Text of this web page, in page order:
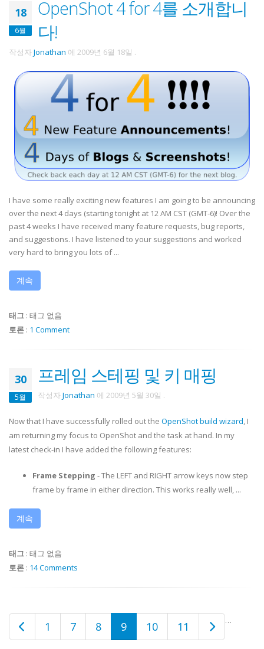
18
6월
OpenShot 4 for 4를 소개합니
다!
작성자Jonathan 에 2009년 6월 18일 .
I have some really exciting new features I am going to be announcing
over the next 4 days (starting tonight at 12 AM CST (GMT-6)! Over the
past 4 weeks I have received many feature requests, bug reports,
and suggestions. I have listened to your suggestions and worked
very hard to bring you lots of ...
계속
태그 : 태그 없음
토론 : 1 Comment
30
5월
프레임 스테핑 및 키 매핑
작성자Jonathan 에 2009년 5월 30일 .
Now that I have successfully rolled out the OpenShot build wizard, I
am returning my focus to OpenShot and the task at hand. In my
latest check-in I have added the following features:
Frame Stepping - The LEFT and RIGHT arrow keys now step
frame by frame in either direction. This works really well, ...
계속
태그 : 태그 없음
토론 : 14 Comments
1 …
7 8 9 10 11